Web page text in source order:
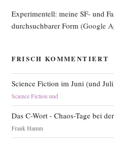
Experimentell: meine SF- und
durchsuchbarer Form(Google
FRISCH KOMMENTIERT
Science Fiction im Juni (und
Science Fiction und
Das C-Wort - Chaos-Tage bei
Frank Hamm